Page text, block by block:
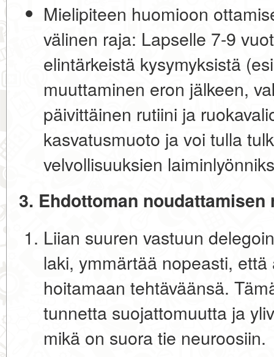
Mielipiteen huomioon
välinen raja: Lapselle 7-9
elintärkeistä kysymyksistä
muuttaminen eron jälkeen,
päivittäinen rutiini ja
kasvatusmuoto ja voi tulla
velvollisuuksien
3. Ehdottoman
Liian suuren vastuun
laki, ymmärtää nopeasti,
hoitamaan tehtäväänsä.
tunnetta suojattomuutta ja
mikä on suora tie neuroosiin.